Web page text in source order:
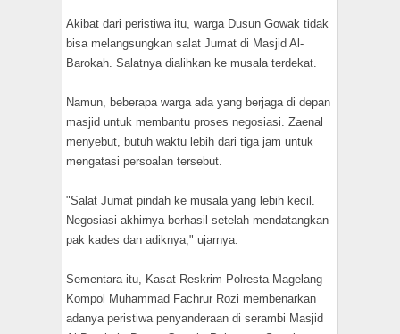
Akibat dari peristiwa itu, warga Dusun Gowak tidak
bisa melangsungkan salat Jumat di Masjid Al-
Barokah. Salatnya dialihkan ke musala terdekat.
Namun, beberapa warga ada yang berjaga di depan
masjid untuk membantu proses negosiasi. Zaenal
menyebut, butuh waktu lebih dari tiga jam untuk
mengatasi persoalan tersebut.
"Salat Jumat pindah ke musala yang lebih kecil.
Negosiasi akhirnya berhasil setelah mendatangkan
pak kades dan adiknya," ujarnya.
Sementara itu, Kasat Reskrim Polresta Magelang
Kompol Muhammad Fachrur Rozi membenarkan
adanya peristiwa penyanderaan di serambi Masjid